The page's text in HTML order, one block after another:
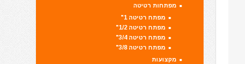
מפתחות רטיטה
מפתח רטיטה 1"
מפתח רטיטה 1/2"
מפתח רטיטה 3/4"
מפתח רטיטה 3/8"
מקצועות